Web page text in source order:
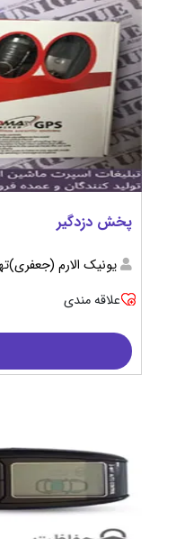
پخش دزدگیر
يونيك الارم
علاقه مندی